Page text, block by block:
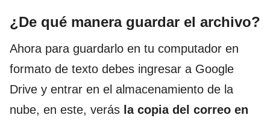
¿De qué manera guardar el archivo?
Ahora para guardarlo en tu computador en
formato de texto debes ingresar a Google
Drive y entrar en el almacenamiento de la
nube, en este, verás la copia del correo en